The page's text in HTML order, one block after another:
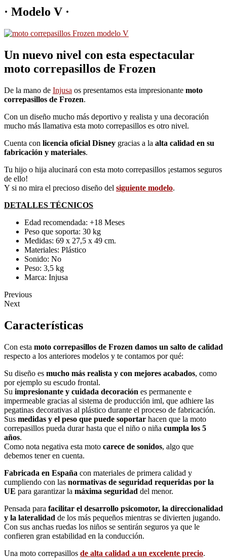
· Modelo V ·
Un nuevo nivel con esta espectacular
moto correpasillos de Frozen
De la mano de Injusa os presentamos esta impresionante moto
correpasillos de Frozen.
Con un diseño mucho más deportivo y realista y una decoración
mucho más llamativa esta moto correpasillos es otro nivel.
Cuenta con licencia oficial Disney gracias a la alta calidad en su
fabricación y materiales.
Tu hijo o hija alucinará con esta moto correpasillos ¡estamos seguros
de ello!
Y si no mira el precioso diseño del siguiente modelo.
DETALLES TÉCNICOS
Edad recomendada: +18 Meses
Peso que soporta: 30 kg
Medidas: 69 x 27,5 x 49 cm.
Materiales: Plástico
Sonido: No
Peso: 3,5 kg
Marca: Injusa
Previous
Next
Características
Con esta moto correpasillos de Frozen damos un salto de calidad
respecto a los anteriores modelos y te contamos por qué:
Su diseño es mucho más realista y con mejores acabados, como
por ejemplo su escudo frontal.
Su impresionante y cuidada decoración es permanente e
impermeable gracias al sistema de producción iml, que adhiere las
pegatinas decorativas al plástico durante el proceso de fabricación.
Sus medidas y el peso que puede soportar hacen que la moto
correpasillos pueda durar hasta que el niño o niña cumpla los 5
años.
Como nota negativa esta moto carece de sonidos, algo que
debemos tener en cuenta.
Fabricada en España con materiales de primera calidad y
cumpliendo con las normativas de seguridad requeridas por la
UE para garantizar la máxima seguridad del menor.
Pensada para facilitar el desarrollo psicomotor, la direccionalidad
y la lateralidad de los más pequeños mientras se divierten jugando.
Con sus anchas ruedas los niños se sentirán seguros ya que le
confieren gran estabilidad en la conducción.
Una moto correpasillos de alta calidad a un excelente precio.